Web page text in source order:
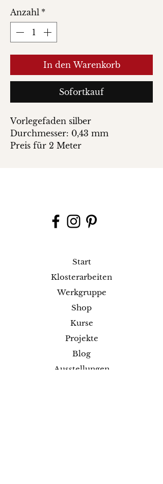
Anzahl *
In den Warenkorb
Sofortkauf
Vorlegefaden silber
Durchmesser: 0,43 mm
Preis für 2 Meter
Start
Klosterarbeiten
Werkgruppe
Shop
Kurse
Projekte
Blog
Ausstellungen